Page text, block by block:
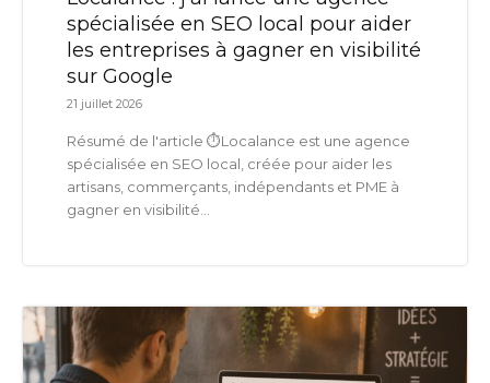
spécialisée en SEO local pour aider
les entreprises à gagner en visibilité
sur Google
21 juillet 2026
Résumé de l'article ⏱️Localance est une agence
spécialisée en SEO local, créée pour aider les
artisans, commerçants, indépendants et PME à
gagner en visibilité...